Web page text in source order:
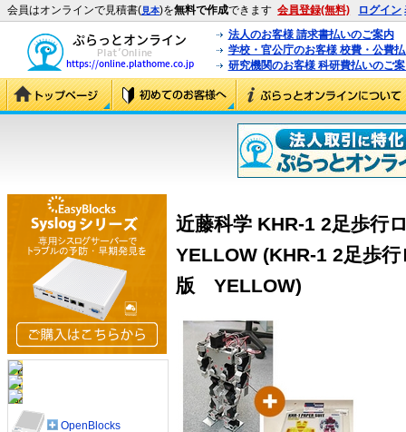
会員はオンラインで見積書(見本)を無料で作成できます 会員登録(無料) ログイン
法人のお客様 請求書払いのご案内
学校・官公庁のお客様 校費・公費
研究機関のお客様 科研費払いのご
近藤科学 KHR-1 2足歩
YELLOW (KHR-1 2足歩
版 YELLOW)
OpenBlocks